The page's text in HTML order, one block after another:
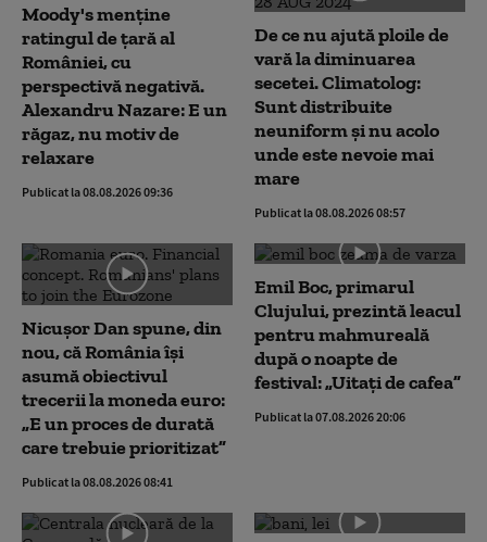
Moody's menține
ratingul de țară al
României, cu
perspectivă negativă.
Alexandru Nazare: E un
răgaz, nu motiv de
relaxare
Publicat la 08.08.2026 09:36
De ce nu ajută ploile de
vară la diminuarea
secetei. Climatolog:
Sunt distribuite
neuniform și nu acolo
unde este nevoie mai
mare
Publicat la 08.08.2026 08:57
Nicușor Dan spune, din
nou, că România își
asumă obiectivul
trecerii la moneda euro:
„E un proces de durată
care trebuie prioritizat”
Publicat la 08.08.2026 08:41
Emil Boc, primarul
Clujului, prezintă leacul
pentru mahmureală
după o noapte de
festival: „Uitați de cafea”
Publicat la 07.08.2026 20:06